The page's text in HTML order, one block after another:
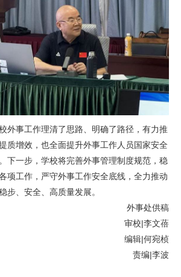
外事工作理清了思路、明确了路径，有力推
质增效，也全面提升外事工作人员国家安全
下一步，学校将完善外事管理制度规范，稳
项工作，严守外事工作安全底线，全力推动
步、安全、高质量发展。
外事处供稿
审校|李文蓓
编辑|何宛桢
责编|李波